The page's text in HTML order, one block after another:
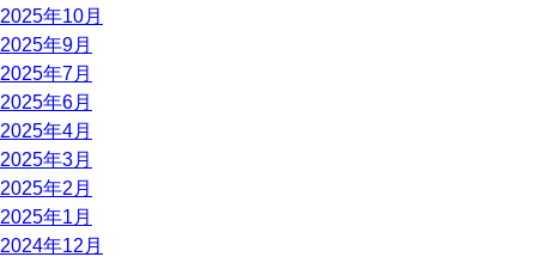
2025年10月
2025年9月
2025年7月
2025年6月
2025年4月
2025年3月
2025年2月
2025年1月
2024年12月